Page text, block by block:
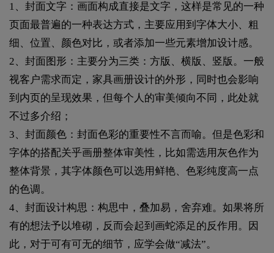
1、封面文字：画面构成直接是文字，这样是常见的一种
页面最普遍的一种表达方式，主要应用到字体大小、粗
细、位置、颜色对比，或者添加一些元素增加设计感。
2、封面图形：主要分为三类：方版、横版、竖版。一般
视客户需求而定，家具画册设计的外形，同时也会影响
到内页的呈现效果，但每个人的审美倾向不同，此处就
不过多介绍；
3、封面颜色：封面色彩的重要性不言而喻。但是色彩和
字体的搭配关乎画册整体审美性，比如需选用灰色作为
整体背景，其字体颜色可以选用鲜艳、色彩纯度高一点
的色调。
4、封面设计构思：构思中，叠加易，舍弃难。如果将所
有的想法予以堆砌，反而会起到画蛇添足的反作用。因
此，对于可有可无的细节，应学会做“减法”。